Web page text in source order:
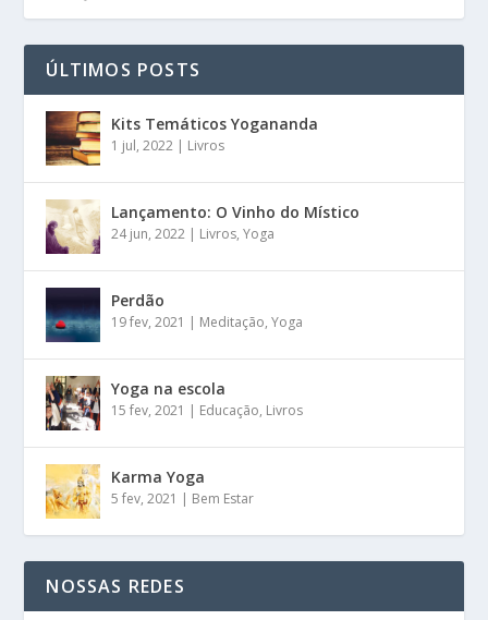
ÚLTIMOS POSTS
Kits Temáticos Yogananda
1 jul, 2022 | Livros
Lançamento: O Vinho do Místico
24 jun, 2022 | Livros,Yoga
Perdão
19 fev, 2021 | Meditação,Yoga
Yoga na escola
15 fev, 2021 | Educação, Livros
Karma Yoga
5 fev, 2021 | Bem Estar
NOSSAS REDES